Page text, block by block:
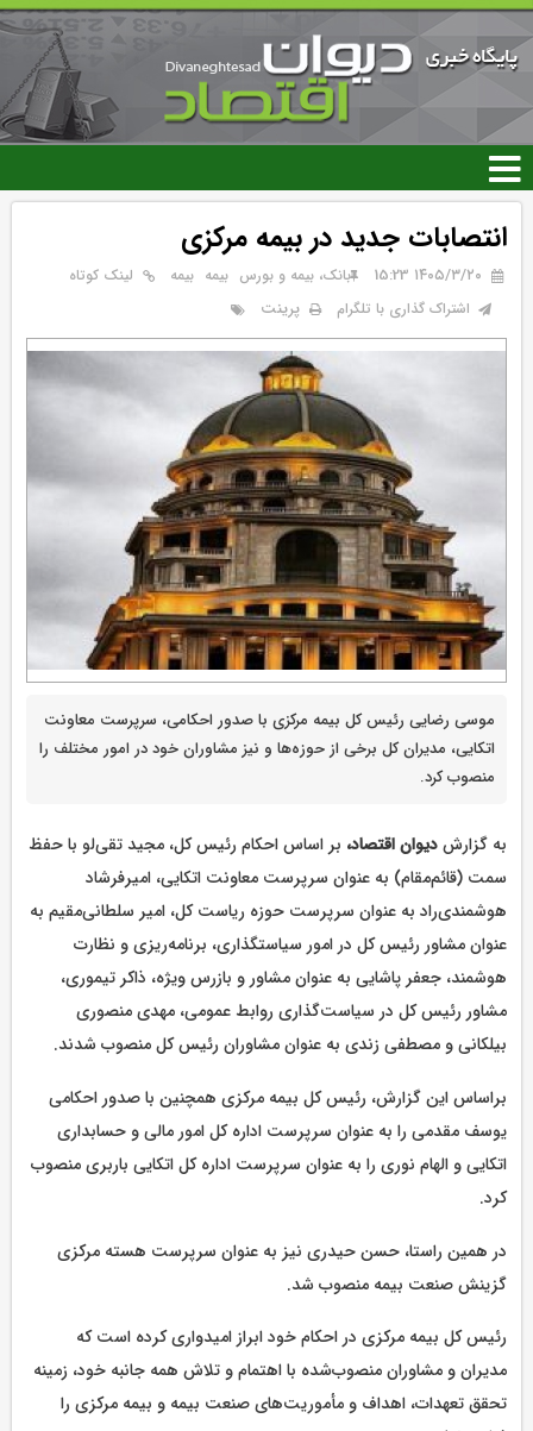
رفتن
محتوای
اصلی
انتصابات جدید در بیمه مرکزی
۱۴۰۵/۳/۲۰ 15:23 بانک، بیمه و بورس بيمه بیمه
لینک کوتاه
اشتراک گذاری با تلگرام
پرینت
موسی رضایی رئیس کل بیمه مرکزی با صدور احکامی، سرپرست معاونت
اتکایی، مدیران کل برخی از حوزه‌ها و نیز مشاوران خود در امور مختلف را
منصوب کرد.
به گزارشدیوان اقتصاد، بر اساس احکام رئیس کل، مجید تقی‌لو با حفظ
سمت (قائم‌مقام) به عنوان سرپرست معاونت اتکایی، امیرفرشاد
هوشمندی‌راد به عنوان سرپرست حوزه ریاست کل، امیر سلطانی‌مقیم به
عنوان مشاور رئیس کل در امور سیاستگذاری، برنامه‌ریزی و نظارت
هوشمند، جعفر پاشایی به عنوان مشاور و بازرس ویژه، ذاکر تیموری،
مشاور رئیس کل در سیاست‌گذاری روابط عمومی، مهدی منصوری
بیلکانی و مصطفی زندی به عنوان مشاوران رئیس کل منصوب شدند.
براساس این گزارش، رئیس کل بیمه مرکزی همچنین با صدور احکامی
یوسف مقدمی را به عنوان سرپرست اداره کل امور مالی و حسابداری
اتکایی و الهام نوری را به عنوان سرپرست اداره کل اتکایی باربری منصوب
کرد.
در همین راستا، حسن حیدری نیز به عنوان سرپرست هسته مرکزی
گزینش صنعت بیمه منصوب شد.
رئیس کل بیمه مرکزی در احکام خود ابراز امیدواری کرده است که
مدیران و مشاوران منصوب‌شده با اهتمام و تلاش همه جانبه خود، زمینه
تحقق تعهدات، اهداف و مأموریت‌های صنعت بیمه و بیمه مرکزی را